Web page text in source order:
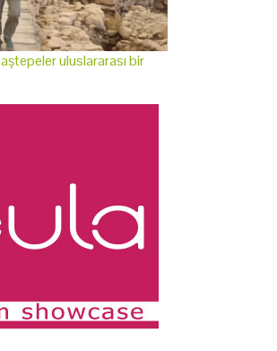
uluslararası bir